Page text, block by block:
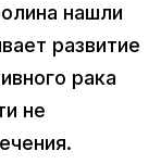
нашли
развитие
рака
не